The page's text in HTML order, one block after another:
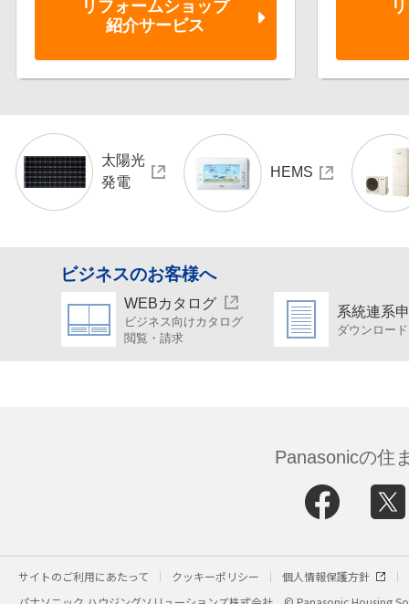
リフォームショップ
紹介サービス
太陽光
発電
HEMS
ビジネスのお客様へ
WEBカタログ
ビジネス向けカタログ
閲覧・請求
系統連系
ダウンロード
Panasonicの住
サイトのご利用にあたって クッキーポリシー
個人情報保護方針